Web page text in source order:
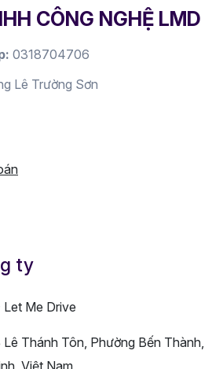
CÔNG NGHỆ LMD
0318704706
Lê Trường Sơn
ty
Let Me Drive
Thánh Tôn, Phường Bến Thành,
Việt Nam